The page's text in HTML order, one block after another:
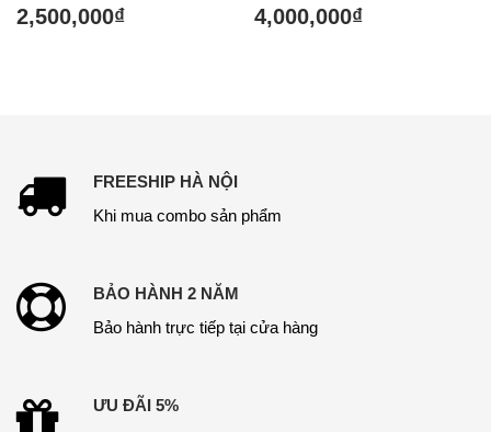
Được xếp
hạng
2,500,000₫
Được xếp
hạng
4,000,000₫
FREESHIP HÀ NỘI
Khi mua combo sản phẩm
BẢO HÀNH 2 NĂM
Bảo hành trực tiếp tại cửa hàng
ƯU ĐÃI 5%